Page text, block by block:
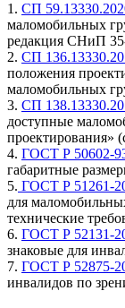
1. СП
маломобильных
редакция СНиП
2. СП
положения
маломобильных
3. СП
доступные
проектирования»
4. ГОСТ Р 50602-
габаритные
5. ГОСТ Р 51261-
для
технические
6. ГОСТ Р 52131-
знаковые для
7. ГОСТ Р 52875-
инвалидов по